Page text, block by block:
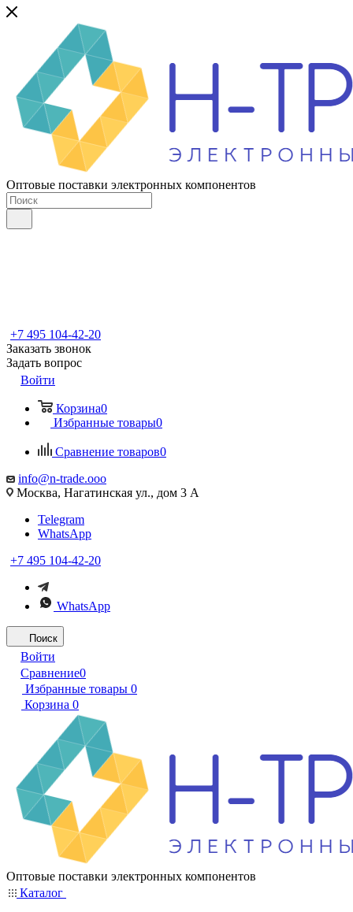
Оптовые поставки электронных компонентов
+7 495 104-42-20
Заказать звонок
Задать вопрос
Войти
Корзина0
Избранные товары0
Сравнение товаров0
info@n-trade.ooo
Москва, Нагатинская ул., дом 3 А
Telegram
WhatsApp
+7 495 104-42-20
WhatsApp
Поиск
Войти
Сравнение0
Избранные товары 0
Корзина 0
Оптовые поставки электронных компонентов
Каталог